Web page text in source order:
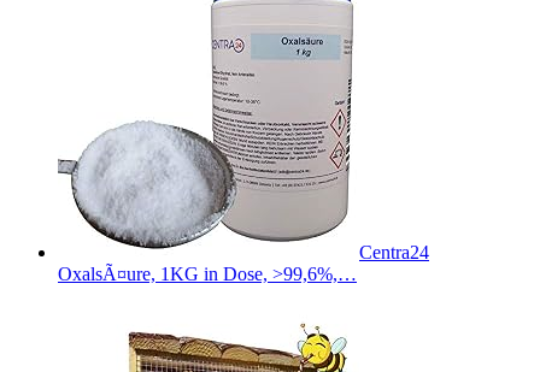
Centra24
OxalsÃ¤ure, 1KG in Dose, >99,6%,…